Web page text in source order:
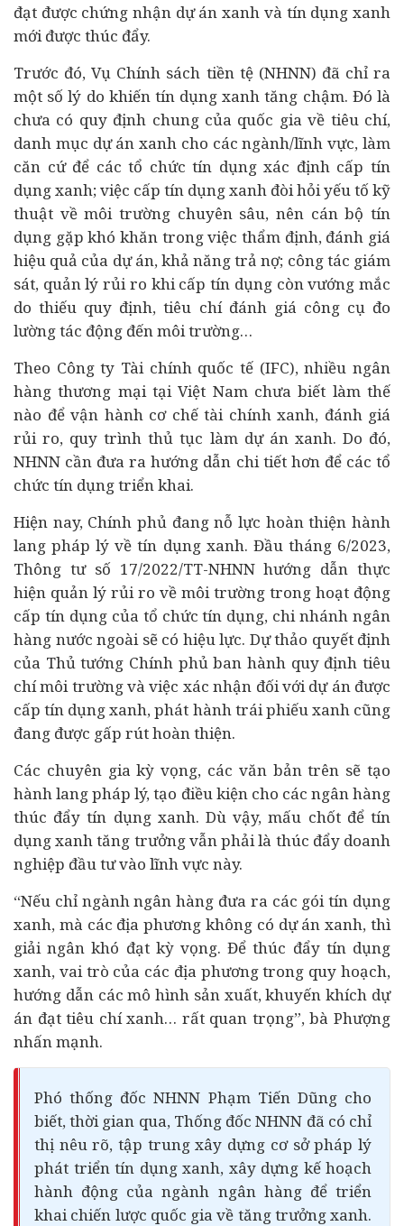
đạt được chứng nhận dự án xanh và tín dụng xanh
mới được thúc đẩy.
Trước đó, Vụ Chính sách tiền tệ (NHNN) đã chỉ ra
một số lý do khiến tín dụng xanh tăng chậm. Đó là
chưa có quy định chung của quốc gia về tiêu chí,
danh mục dự án xanh cho các ngành/lĩnh vực, làm
căn cứ để các tổ chức tín dụng xác định cấp tín
dụng xanh; việc cấp tín dụng xanh đòi hỏi yếu tố kỹ
thuật về môi trường chuyên sâu, nên cán bộ tín
dụng gặp khó khăn trong việc thẩm định, đánh giá
hiệu quả của dự án, khả năng trả nợ; công tác giám
sát, quản lý rủi ro khi cấp tín dụng còn vướng mắc
do thiếu quy định, tiêu chí đánh giá công cụ đo
lường tác động đến môi trường…
Theo Công ty Tài chínhquốc tế (IFC), nhiều ngân
hàng thương mại tại Việt Nam chưa biết làm thế
nào để vận hành cơ chế tài chính xanh, đánh giá
rủi ro, quy trình thủ tục làm dự án xanh. Do đó,
NHNN cần đưa ra hướng dẫn chi tiết hơn để các tổ
chức tín dụng triển khai.
Hiện nay, Chính phủ đang nỗ lực hoàn thiện hành
lang pháp lý về tín dụng xanh. Đầu tháng 6/2023,
Thông tư số 17/2022/TT-NHNN hướng dẫn thực
hiện quản lý rủi ro về môi trường trong hoạt động
cấp tín dụng của tổ chức tín dụng, chi nhánh ngân
hàng nước ngoài sẽ có hiệu lực. Dự thảo quyết định
của Thủ tướng Chính phủ ban hành quy định tiêu
chí môi trường và việc xác nhận đối với dự án được
cấp tín dụng xanh, phát hành trái phiếu xanh cũng
đang được gấp rút hoàn thiện.
Các chuyên gia kỳ vọng, các văn bản trên sẽ tạo
hành lang pháp lý, tạo điều kiện cho các ngân hàng
thúc đẩy tín dụng xanh. Dù vậy, mấu chốt để tín
dụng xanh tăng trưởng vẫn phải là thúc đẩy doanh
nghiệp đầu tư vào lĩnh vực này.
“Nếu chỉ ngành ngân hàng đưa ra các gói tín dụng
xanh, mà các địa phương không có dự án xanh, thì
giải ngân khó đạt kỳ vọng. Để thúc đẩy tín dụng
xanh, vai trò của các địa phương trong quy hoạch,
hướng dẫn các mô hình sản xuất, khuyến khích dự
án đạt tiêu chí xanh… rất quan trọng”, bà Phượng
nhấn mạnh.
Phó thống đốc NHNN Phạm Tiến Dũng cho
biết, thời gian qua, Thống đốc NHNN đã có chỉ
thị nêu rõ, tập trung xây dựng cơ sở pháp lý
phát triển tín dụng xanh, xây dựng kế hoạch
hành động của ngành ngân hàng để triển
khai chiến lược quốc gia về tăng trưởng xanh.